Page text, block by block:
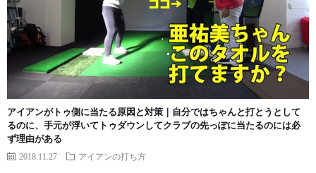
アイアンがトゥ側に当たる原因と対策｜自分ではちゃんと打とうとして
るのに、手元が浮いてトゥダウンしてクラブの先っぽに当たるのには必
ず理由がある
2018.11.27 アイアンの打ち方